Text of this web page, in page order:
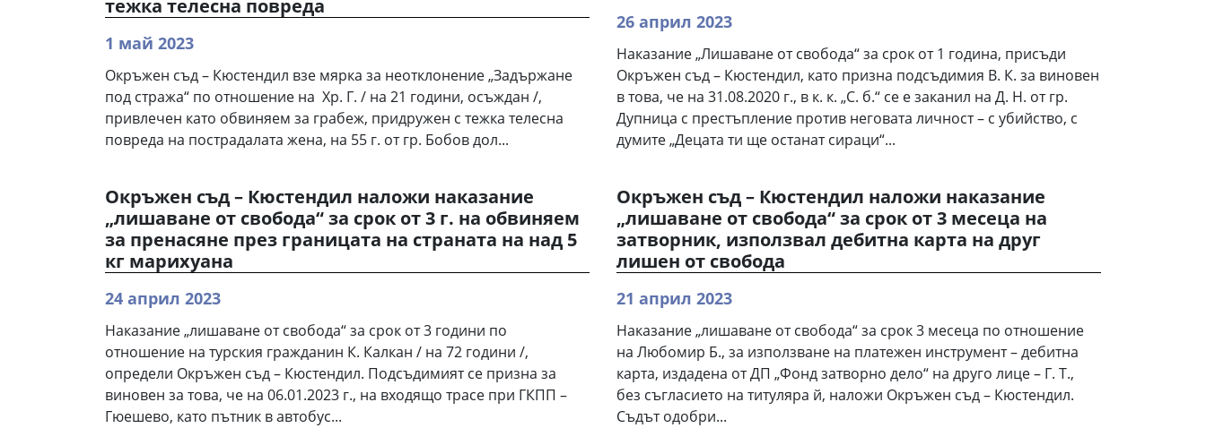
тежка телесна повреда
1 май 2023
Окръжен съд – Кюстендил взе мярка за неотклонение „Задържане
под стража“ по отношение на Хр. Г. / на 21 години, осъждан /,
привлечен като обвиняем за грабеж, придружен с тежка телесна
повреда на пострадалата жена, на 55 г. от гр. Бобов дол...
26 април 2023
Наказание „Лишаване от свобода“ за срок от 1 година, присъди
Окръжен съд – Кюстендил, като призна подсъдимия В. К. за виновен
в това, че на 31.08.2020 г., в к. к. „С. б.“ се е заканил на Д. Н. от гр.
Дупница с престъпление против неговата личност – с убийство, с
думите „Децата ти ще останат сираци“...
Окръжен съд – Кюстендил наложи наказание
„лишаване от свобода“ за срок от 3 г. на обвиняем
за пренасяне през границата на страната на над 5
кг марихуана
24 април 2023
Наказание „лишаване от свобода“ за срок от 3 години по
отношение на турския гражданин К. Калкан / на 72 години /,
определи Окръжен съд – Кюстендил. Подсъдимият се призна за
виновен за това, че на 06.01.2023 г., на входящо трасе при ГКПП –
Гюешево, като пътник в автобус...
Окръжен съд – Кюстендил наложи наказание
„лишаване от свобода“ за срок от 3 месеца на
затворник, използвал дебитна карта на друг
лишен от свобода
21 април 2023
Наказание „лишаване от свобода“ за срок 3 месеца по отношение
на Любомир Б., за използване на платежен инструмент – дебитна
карта, издадена от ДП „Фонд затворно дело“ на друго лице – Г. Т.,
без съгласието на титуляра й, наложи Окръжен съд – Кюстендил.
Съдът одобри...